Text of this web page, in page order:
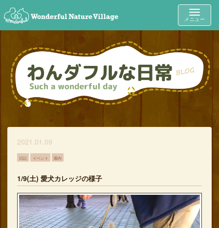
Toggle
メニュー
2021.01.09
日記 イベント 園内
1/9(土) 愛犬カレッジの様子